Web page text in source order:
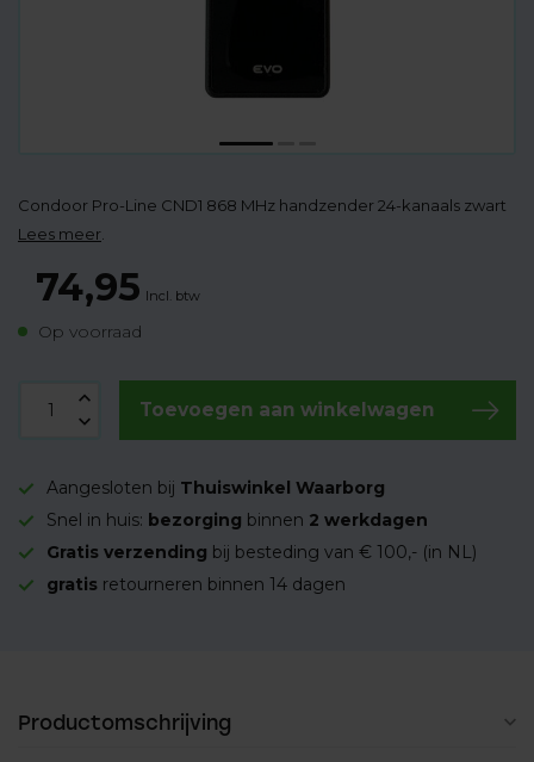
Condoor Pro-Line CND1 868 MHz handzender 24-kanaals zwart
Lees meer
74,95 Incl. btw
Op voorraad
Toevoegen aan winkelwagen
Aangesloten bij Thuiswinkel Waarborg
Snel in huis: bezorging binnen 2 werkdagen
Gratis verzending bij besteding van € 100,- (in NL)
gratis retourneren binnen 14 dagen
Productomschrijving